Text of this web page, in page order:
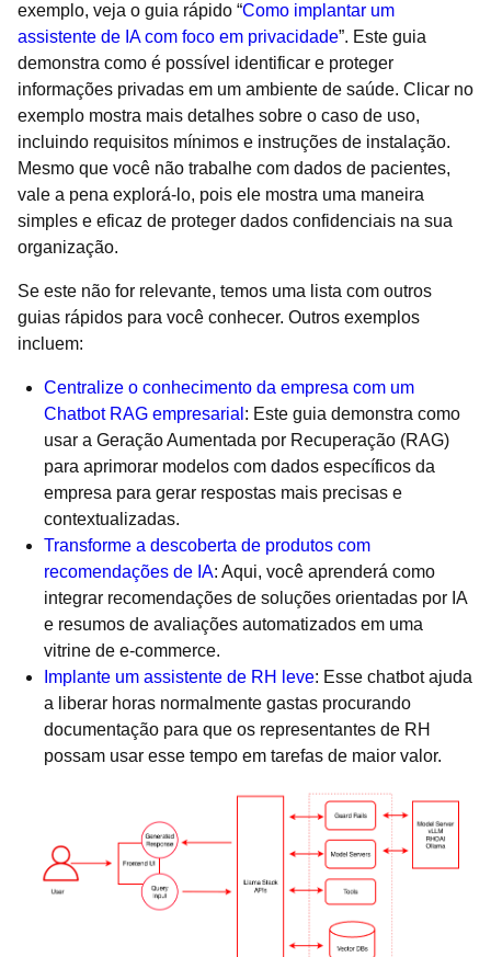
exemplo, veja o guia rápido “Como implantar um
assistente de IA com foco em privacidade”. Este guia
demonstra como é possível identificar e proteger
informações privadas em um ambiente de saúde. Clicar no
exemplo mostra mais detalhes sobre o caso de uso,
incluindo requisitos mínimos e instruções de instalação.
Mesmo que você não trabalhe com dados de pacientes,
vale a pena explorá-lo, pois ele mostra uma maneira
simples e eficaz de proteger dados confidenciais na sua
organização.
Se este não for relevante, temos uma lista com outros
guias rápidos para você conhecer. Outros exemplos
incluem:
Centralize o conhecimento da empresa com um
Chatbot RAG empresarial : Este guia demonstra como
usar a Geração Aumentada por Recuperação (RAG)
para aprimorar modelos com dados específicos da
empresa para gerar respostas mais precisas e
contextualizadas.
Transforme a descoberta de produtos com
recomendações de IA: Aqui, você aprenderá como
integrar recomendações de soluções orientadas por IA
e resumos de avaliações automatizados em uma
vitrine de e-commerce.
Implante um assistente de RH leve: Esse chatbot ajuda
a liberar horas normalmente gastas procurando
documentação para que os representantes de RH
possam usar esse tempo em tarefas de maior valor.